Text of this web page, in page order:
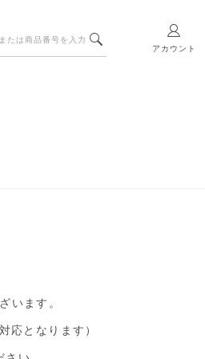
アカウント
います。
応となります）